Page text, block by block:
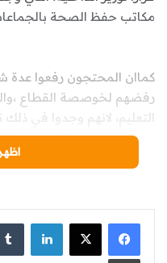
مكاتب حفظ الصحة بالجماعات
كماان المحتجون رفعوا عدة
رفضهم لخوصصة القطاع
التعليم، لانهم وجدوا في ذلك
والنفسي وحتى المهني
خريجي المعاهد، اسوة بمن
لينكدإن